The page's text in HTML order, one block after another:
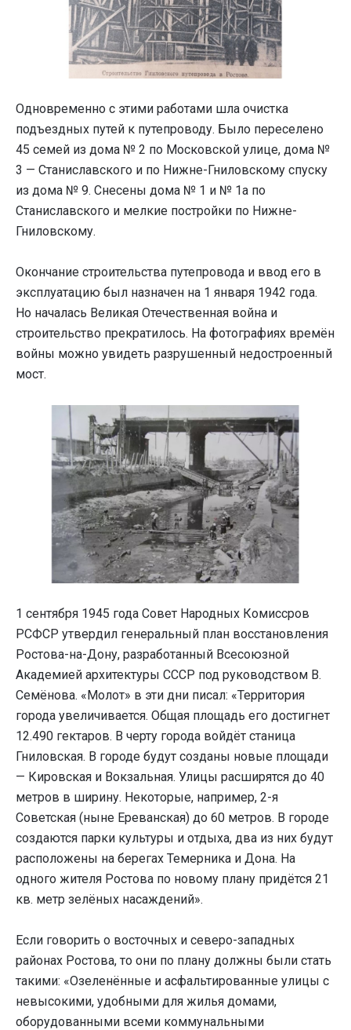
Одновременно с этими работами шла очистка
подъездных путей к путепроводу. Было переселено
45 семей из дома № 2 по Московской улице, дома №
3 — Станиславского и по Нижне-Гниловскому спуску
из дома № 9. Снесены дома № 1 и № 1а по
Станиславского и мелкие постройки по Нижне-
Гниловскому.
Окончание строительства путепровода и ввод его в
эксплуатацию был назначен на 1 января 1942 года.
Но началась Великая Отечественная война и
строительство прекратилось. На фотографиях времён
войны можно увидеть разрушенный недостроенный
мост.
1 сентября 1945 года Совет Народных Комиссров
РСФСР утвердил генеральный план восстановления
Ростова-на-Дону, разработанный Всесоюзной
Академией архитектуры СССР под руководством В.
Семёнова. «Молот» в эти дни писал: «Территория
города увеличивается. Общая площадь его достигнет
12.490 гектаров. В черту города войдёт станица
Гниловская. В городе будут созданы новые площади
— Кировская и Вокзальная. Улицы расширятся до 40
метров в ширину. Некоторые, например, 2-я
Советская (ныне Ереванская) до 60 метров. В городе
создаются парки культуры и отдыха, два из них будут
расположены на берегах Темерника и Дона. На
одного жителя Ростова по новому плану придётся 21
кв. метр зелёных насаждений».
Если говорить о восточных и северо-западных
районах Ростова, то они по плану должны были стать
такими: «Озеленённые и асфальтированные улицы с
невысокими, удобными для жилья домами,
оборудованными всеми коммунальными